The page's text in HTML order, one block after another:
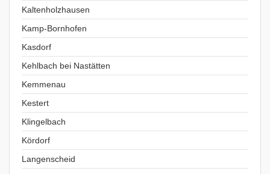
Kaltenholzhausen
Kamp-Bornhofen
Kasdorf
Kehlbach bei Nastätten
Kemmenau
Kestert
Klingelbach
Kördorf
Langenscheid